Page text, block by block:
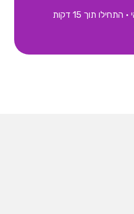
תוך 15 דקות